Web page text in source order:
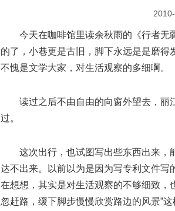
今天在咖啡馆里读余秋雨的《行者无
的了，小巷更是古旧，脚下永远是是磨得
不愧是文学大家，对生活观察的多细啊。
读过之后不由自由的向窗外望去，丽
过。
这次出行，也试图写出些东西出来，
达不出来。以前以为是因为写专利文件
在想想，其实是对生活观察的不够细致，
忽赶路，缓下脚步慢慢欣赏路边的风景”